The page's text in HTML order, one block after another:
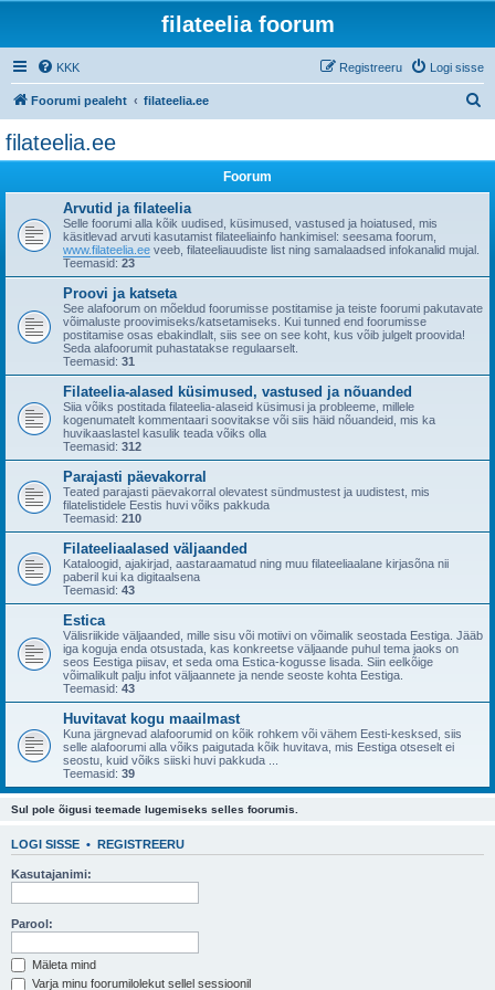
filateelia foorum
KKK Logi sisse
Registreeru
Foorumi pealeht filateelia.ee
filateelia.ee
Foorum
Arvutid ja filateelia
Selle foorumi alla kõik uudised, küsimused, vastused ja hoiatused, mis
käsitlevad arvuti kasutamist filateeliainfo hankimisel: seesama foorum,
www.filateelia.ee veeb, filateeliauudiste list ning samalaadsed infokanalid mujal.
Teemasid: 23
Proovi ja katseta
See alafoorum on mõeldud foorumisse postitamise ja teiste foorumi pakutavate
võimaluste proovimiseks/katsetamiseks. Kui tunned end foorumisse
postitamise osas ebakindlalt, siis see on see koht, kus võib julgelt proovida!
Seda alafoorumit puhastatakse regulaarselt.
Teemasid: 31
Filateelia-alased küsimused, vastused ja nõuanded
Siia võiks postitada filateelia-alaseid küsimusi ja probleeme, millele
kogenumatelt kommentaari soovitakse või siis häid nõuandeid, mis ka
huvikaaslastel kasulik teada võiks olla
Teemasid: 312
Parajasti päevakorral
Teated parajasti päevakorral olevatest sündmustest ja uudistest, mis
filatelistidele Eestis huvi võiks pakkuda
Teemasid: 210
Filateeliaalased väljaanded
Kataloogid, ajakirjad, aastaraamatud ning muu filateeliaalane kirjasõna nii
paberil kui ka digitaalsena
Teemasid: 43
Estica
Välisriikide väljaanded, mille sisu või motiivi on võimalik seostada Eestiga. Jääb
iga koguja enda otsustada, kas konkreetse väljaande puhul tema jaoks on
seos Eestiga piisav, et seda oma Estica-kogusse lisada. Siin eelkõige
võimalikult palju infot väljaannete ja nende seoste kohta Eestiga.
Teemasid: 43
Huvitavat kogu maailmast
Kuna järgnevad alafoorumid on kõik rohkem või vähem Eesti-kesksed, siis
selle alafoorumi alla võiks paigutada kõik huvitava, mis Eestiga otseselt ei
seostu, kuid võiks siiski huvi pakkuda ...
Teemasid: 39
Sul pole õigusi teemade lugemiseks selles foorumis.
LOGI SISSE • REGISTREERU
Kasutajanimi:
Parool:
Mäleta mind
Varja minu foorumilolekut sellel sessioonil